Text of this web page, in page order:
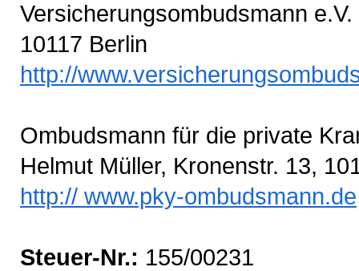
Versicherungsombudsmann
10117 Berlin
http://
Ombudsmann für die private
Helmut Müller, Kronenstr. 13,
http:// www.pky-ombudsmann.de
Steuer-Nr.: 155/00231